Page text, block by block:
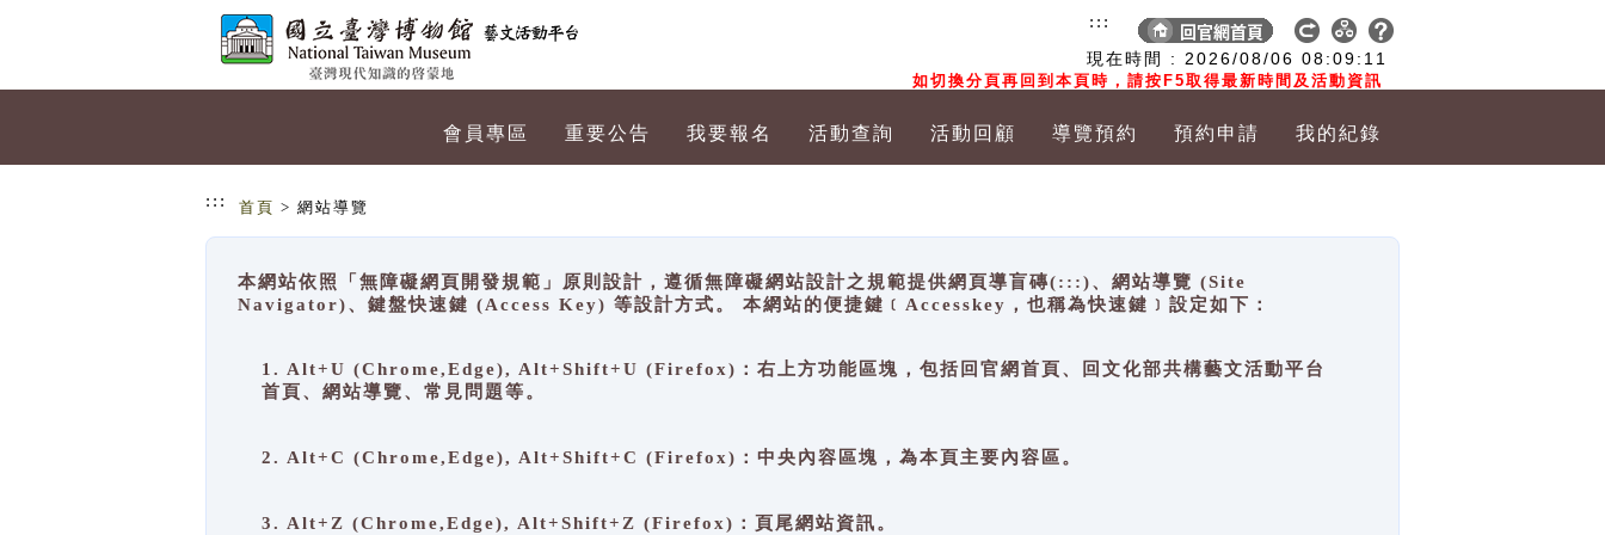
現在時間 : 2026/08/06 08:09:11
如切換分頁再回到本頁時，請按F5取得最新時間及活動資訊
:::
會員專區 重要公告 我要報名 活動查詢 活動回顧 導覽預約 預約申請 我的紀錄
::: 首頁 > 網站導覽
本網站依照「無障礙網頁開發規範」原則設計，遵循無障礙網站設計之規範提供網頁導盲磚(:::)、網站導覽 (Site
Navigator)、鍵盤快速鍵 (Access Key) 等設計方式。 本網站的便捷鍵﹝Accesskey，也稱為快速鍵﹞設定如下：
1. Alt+U (Chrome,Edge), Alt+Shift+U (Firefox)：右上方功能區塊，包括回官網首頁、回文化部共構藝文活動平台
首頁、網站導覽、常見問題等。
2. Alt+C (Chrome,Edge), Alt+Shift+C (Firefox)：中央內容區塊，為本頁主要內容區。
3. Alt+Z (Chrome,Edge), Alt+Shift+Z (Firefox)：頁尾網站資訊。